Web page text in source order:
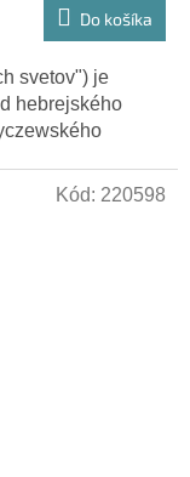
Do košíka
hebrejského
Kód: 220598